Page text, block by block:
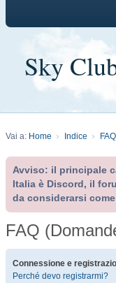
Sky
Vai a: Home Indice
Avviso: il principale
Italia è Discord, il
da considerarsi
FAQ
Connessione e
Perché devo registrarmi?